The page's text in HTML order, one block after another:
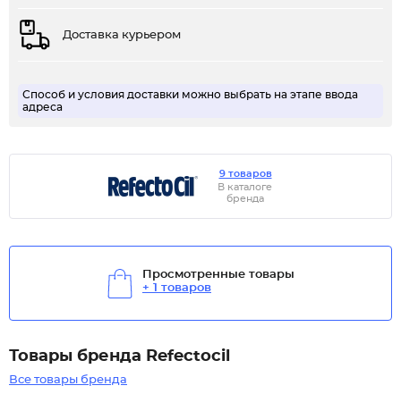
Доставка курьером
Способ и условия доставки можно выбрать на этапе ввода
адреса
9 товаров
В каталоге
бренда
Просмотренные товары
+ 1 товаров
Товары бренда Refectocil
Все товары бренда